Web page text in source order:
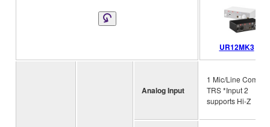
UR12MK3
Analog Input
1 Mic/Line Combo,
TRS *Input 2
supports Hi-Z